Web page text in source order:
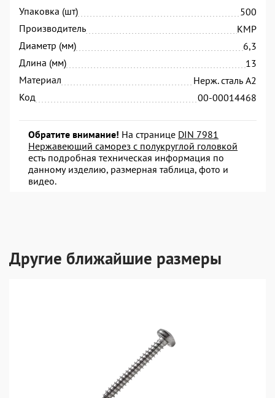
Упаковка (шт)
500
Производитель
KMP
Диаметр (мм)
6,3
Длина (мм)
13
Материал
Нерж. сталь А2
Код
00-00014468
Обратите внимание! На странице DIN 7981
Нержавеющий саморез с полукруглой головкой
есть подробная техническая информация по
данному изделию, размерная таблица, фото и
видео.
Другие ближайшие размеры